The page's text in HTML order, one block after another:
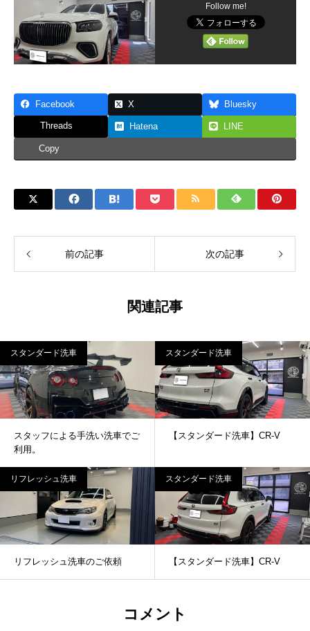
Follow me!
Facebook X Bluesky
Threads Hatena LINE
Copy
前の記事 次の記事
関連記事
スタンダード洗車
スタッフによる手洗い洗車でご
利用。
スタンダード洗車
【スタンダード洗車】CR-V
リフレッシュ洗車
リフレッシュ洗車のご依頼
スタンダード洗車
【スタンダード洗車】CR-V
コメント